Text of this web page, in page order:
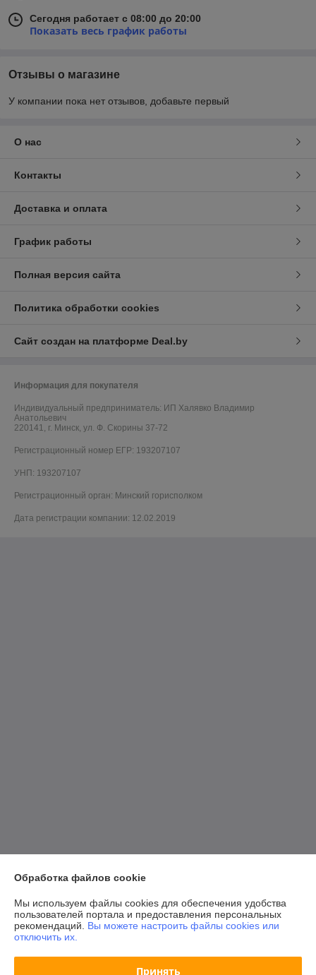
Сегодня работает с 08:00 до 20:00
Показать весь график работы
Отзывы о магазине
У компании пока нет отзывов, добавьте первый
О нас
Контакты
Доставка и оплата
График работы
Полная версия сайта
Политика обработки cookies
Сайт создан на платформе Deal.by
Информация для покупателя
Индивидуальный предприниматель: ИП Халявко Владимир
Анатольевич
220141, г. Минск, ул. Ф. Скорины 37-72
Регистрационный номер ЕГР: 193207107
УНП: 193207107
Регистрационный орган: Минский горисполком
Дата регистрации компании: 12.02.2019
Обработка файлов cookie
Мы используем файлы cookies для обеспечения удобства
пользователей портала и предоставления персональных
рекомендаций. Вы можете настроить файлы cookies или
отключить их.
Принять